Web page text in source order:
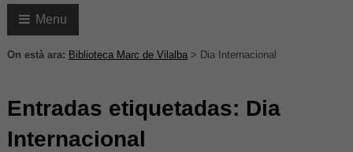
Menu
On està ara: Biblioteca Marc de Vilalba> Dia Internacional
Entradas etiquetadas: Dia
Internacional